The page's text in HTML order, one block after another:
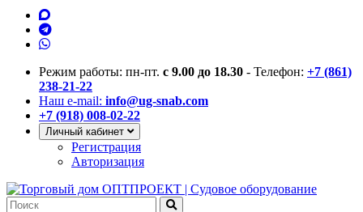
Режим работы: пн-пт. с 9.00 до 18.30 - Телефон: +7 (861)
238-21-22
Наш e-mail: info@ug-snab.com
+7 (918) 008-02-22
Личный кабинет
Регистрация
Авторизация